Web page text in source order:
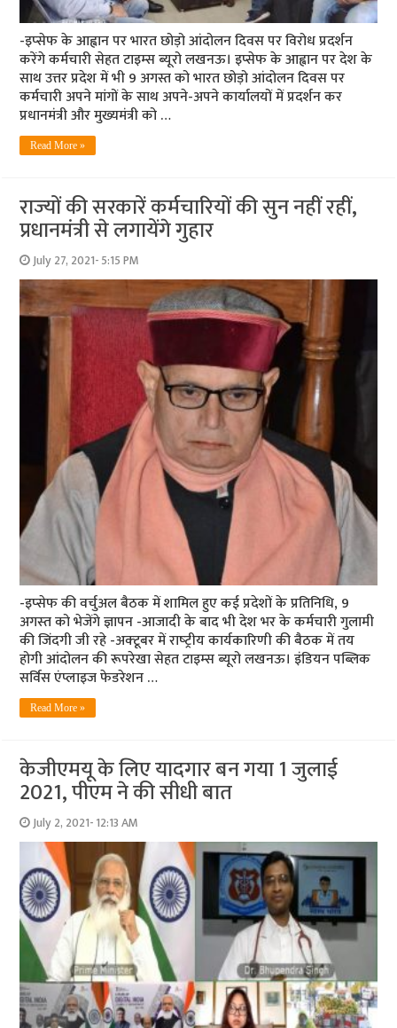
-इप्‍सेफ के आह्वान पर भारत छोड़ो आंदोलन दिवस पर विरोध प्रदर्शन
करेंगे कर्मचारी सेहत टाइम्‍स ब्‍यूरो लखनऊ। इप्सेफ के आह्वान पर देश के
साथ उत्तर प्रदेश में भी 9 अगस्त को भारत छोड़ो आंदोलन दिवस पर
कर्मचारी अपने मांगों के साथ अपने-अपने कार्यालयों में प्रदर्शन कर
प्रधानमंत्री और मुख्यमंत्री को …
Read More »
राज्‍यों की सरकारें कर्मचारियों की सुन नहीं रहीं,
प्रधानमंत्री से लगायेंगे गुहार
July 27, 2021- 5:15 PM
-इप्‍सेफ की वर्चुअल बैठक में शामिल हुए कई प्रदेशों के प्रतिनिधि, 9
अगस्‍त को भेजेंगे ज्ञापन -आजादी के बाद भी देश भर के कर्मचारी गुलामी
की जिंदगी जी रहे -अक्‍टूबर में राष्‍ट्रीय कार्यकारिणी की बैठक में तय
होगी आंदोलन की रूपरेखा सेहत टाइम्‍स ब्‍यूरो लखनऊ। इंडियन पब्लिक
सर्विस एंप्लाइज फेडरेशन …
Read More »
केजीएमयू के लिए यादगार बन गया 1 जुलाई
2021, पीएम ने की सीधी बात
July 2, 2021- 12:13 AM